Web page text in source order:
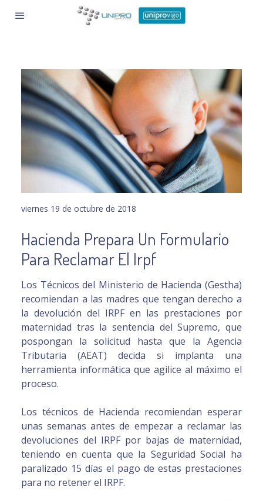
viernes 19 de octubre de 2018
Hacienda Prepara Un Formulario
Para Reclamar El Irpf
Los Técnicos del Ministerio de Hacienda (Gestha)
recomiendan a las madres que tengan derecho a
la devolución del IRPF en las prestaciones por
maternidad tras la sentencia del Supremo, que
pospongan la solicitud hasta que la Agencia
Tributaria (AEAT) decida si implanta una
herramienta informática que agilice al máximo el
proceso.
Los técnicos de Hacienda recomiendan esperar
unas semanas antes de empezar a reclamar las
devoluciones del IRPF por bajas de maternidad,
teniendo en cuenta que la Seguridad Social ha
paralizado 15 días el pago de estas prestaciones
para no retener el IRPF.